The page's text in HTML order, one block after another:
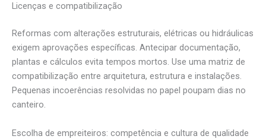
Licenças e compatibilização
Reformas com alterações estruturais, elétricas ou hidráulicas
exigem aprovações específicas. Antecipar documentação,
plantas e cálculos evita tempos mortos. Use uma matriz de
compatibilização entre arquitetura, estrutura e instalações.
Pequenas incoerências resolvidas no papel poupam dias no
canteiro.
Escolha de empreiteiros: competência e cultura de qualidade